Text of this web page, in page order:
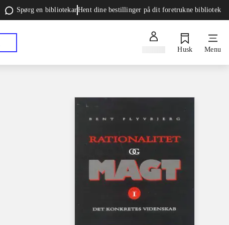
Spørg en bibliotekarHent dine bestillinger på dit foretrukne bibliotek
Husk Menu